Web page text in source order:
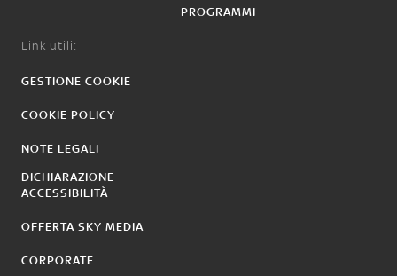
PROGRAMMI
Link utili:
GESTIONE COOKIE
COOKIE POLICY
NOTE LEGALI
DICHIARAZIONE
ACCESSIBILITÀ
OFFERTA SKY MEDIA
CORPORATE